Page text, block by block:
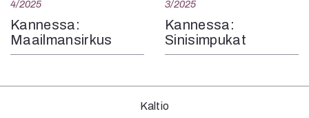
4/2025
Kannessa:
Maailmansirkus
3/2025
Kannessa:
Sinisimpukat
Kaltio